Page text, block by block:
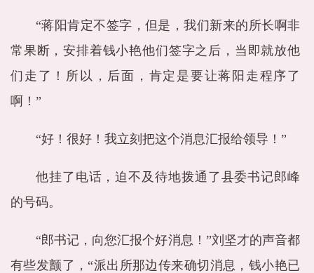
“蒋阳肯定不签字，但是，我们新来的所长啊非
常果断，安排着钱小艳他们签字之后，当即就放他
们走了！所以，后面，肯定是要让蒋阳走程序了
啊！”
“好！很好！我立刻把这个消息汇报给领导！”
他挂了电话，迫不及待地拨通了县委书记郎峰
的号码。
“郎书记，向您汇报个好消息！”刘坚才的声音都
有些发颤了，“派出所那边传来确切消息，钱小艳已